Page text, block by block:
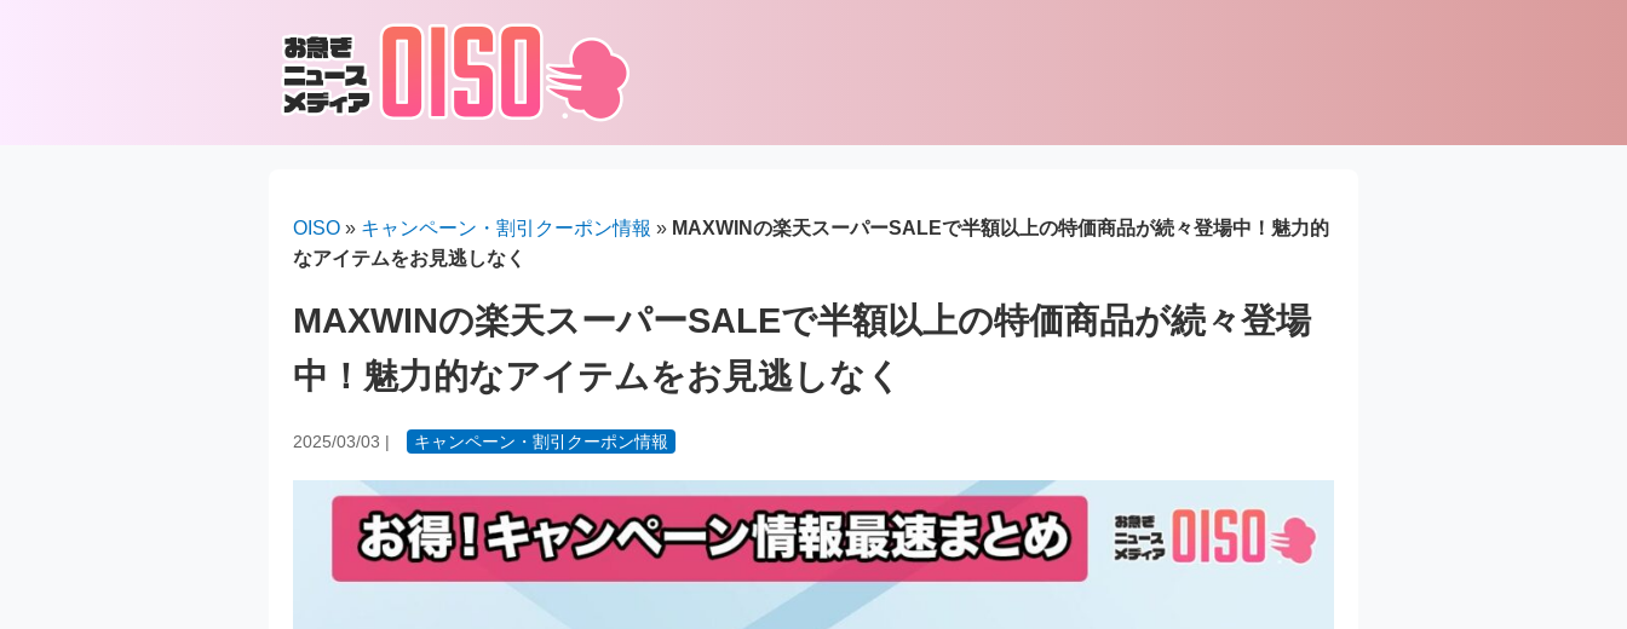
OISO » キャンペーン・割引クーポン情報 » MAXWINの楽天スーパーSALEで半額以上の特価商品が続々登場中！魅力的
なアイテムをお見逃しなく
MAXWINの楽天スーパーSALEで半額以上の特価商品が続々登場
中！魅力的なアイテムをお見逃しなく
2025/03/03 | キャンペーン・割引クーポン情報